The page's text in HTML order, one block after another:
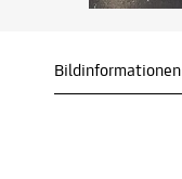
Bildinformationen